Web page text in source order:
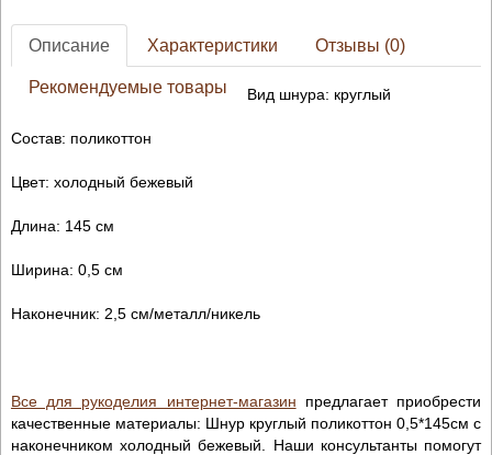
Описание Характеристики Отзывы (0)
Рекомендуемые товары Вид шнура: круглый
Состав: поликоттон
Цвет: холодный бежевый
Длина: 145 см
Ширина: 0,5 см
Наконечник: 2,5 см/металл/никель
Все для рукоделия интернет-магазин предлагает приобрести
качественные материалы: Шнур круглый поликоттон 0,5*145см с
наконечником холодный бежевый. Наши консультанты помогут